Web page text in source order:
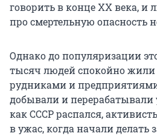
говорить в конце XX века, и
про смертельную опасность
Однако до популяризации
тысяч людей спокойно жили
рудниками и
добывали и перерабатывали
как СССР распался,
в ужас, когда начали делать